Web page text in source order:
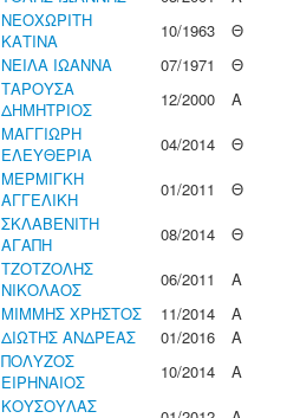
ΝΕΟΧΩΡΙΤΗ
ΚΑΤΙΝΑ
10/1963
Θ
ΝΕΙΛΑ ΙΩΑΝΝΑ 07/1971
Θ
ΤΑΡΟΥΣΑ
ΔΗΜΗΤΡΙΟΣ
12/2000
Α
ΜΑΓΓΙΩΡΗ
ΕΛΕΥΘΕΡΙΑ
04/2014
Θ
ΜΕΡΜΙΓΚΗ
ΑΓΓΕΛΙΚΗ
01/2011
Θ
ΣΚΛΑΒΕΝΙΤΗ
ΑΓΑΠΗ
08/2014
Θ
ΤΖΟΤΖΟΛΗΣ
ΝΙΚΟΛΑΟΣ
06/2011
Α
ΜΙΜΜΗΣ ΧΡΗΣΤΟΣ 11/2014
Α
ΔΙΩΤΗΣ ΑΝΔΡΕΑΣ 01/2016
Α
ΠΟΛΥΖΟΣ
ΕΙΡΗΝΑΙΟΣ
10/2014
Α
ΚΟΥΣΟΥΛΑΣ